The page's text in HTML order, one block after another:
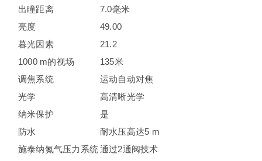
出瞳距离
7.0毫米
亮度
49.00
暮光因素
21.2
1000 m的视场
135米
调焦系统
运动自动对焦
光学
高清晰光学
纳米保护
是
防水
耐水压高达5 m
施泰纳氮气压力系统通过2通阀技术